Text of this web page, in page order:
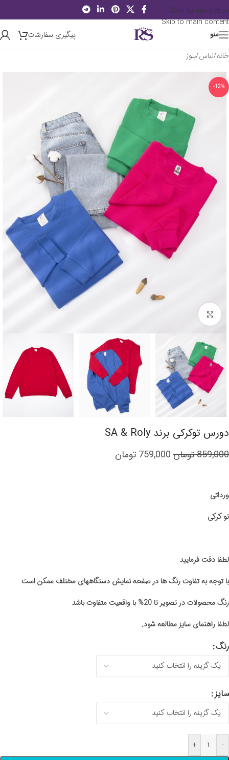
Skip to navigation
Skip to main content
منو
پیگیری سفارشات
خانه/لباس/بلوز
-12%
برای بزرگنمایی کلیک کنید
دورس توکرکی برند SA & Roly
859,000تومان 759,000 تومان
ورداتی
تو کرکی
لطفا دقت فرمایید
با توجه به تفاوت رنگ ها در صفحه نمایش دستگاههای مختلف ممکن است
رنگ محصولات در تصویر تا 20% با واقعیت متفاوت باشد
لطفا راهنمای سایز مطالعه شود.
رنگ
سایز
-
+